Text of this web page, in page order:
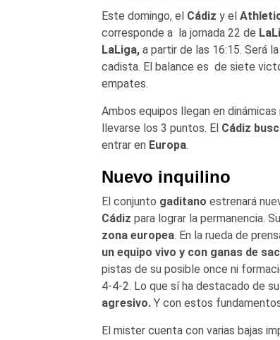
Este domingo, el Cádiz y el
corresponde a la jornada 22 de
LaLiga,a partir de las 16:15. Será
cadista. El balance es de siete
empates.
Ambos equipos llegan en
llevarse los 3 puntos. El Cádiz
entrar en Europa.
Nuevo inquilino
El conjunto gaditano estrenará
Cádiz para lograr la permanencia.
zona europea. En la rueda de
un equipo vivo y con ganas de
pistas de su posible once ni
4-4-2. Lo que sí ha destacado de
agresivo. Y con estos
El mister cuenta con varias bajas